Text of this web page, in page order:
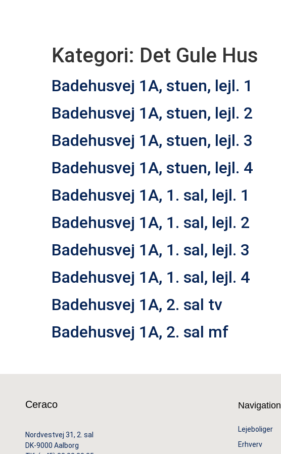
Kategori: Det Gule Hus
Badehusvej 1A, stuen, lejl. 1
Badehusvej 1A, stuen, lejl. 2
Badehusvej 1A, stuen, lejl. 3
Badehusvej 1A, stuen, lejl. 4
Badehusvej 1A, 1. sal, lejl. 1
Badehusvej 1A, 1. sal, lejl. 2
Badehusvej 1A, 1. sal, lejl. 3
Badehusvej 1A, 1. sal, lejl. 4
Badehusvej 1A, 2. sal tv
Badehusvej 1A, 2. sal mf
Ceraco
Nordvestvej 31, 2. sal
DK-9000 Aalborg
Navigation
Lejeboliger
Erhverv